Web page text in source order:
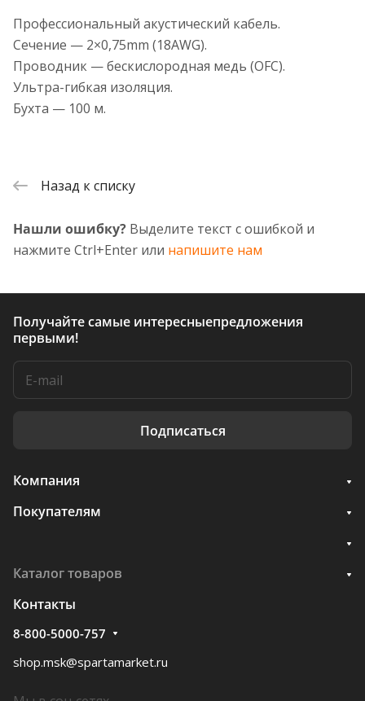
Профессиональный акустический кабель.
Сечение — 2×0,75mm (18AWG).
Проводник — бескислородная медь (OFC).
Ультра-гибкая изоляция.
Бухта — 100 м.
Назад к списку
Нашли ошибку? Выделите текст с ошибкой и
нажмите Ctrl+Enter или напишите нам
Получайте самые интересныепредложения
первыми!
Подписаться
Компания
Покупателям
Каталог товаров
Контакты
8-800-5000-757
shop.msk@spartamarket.ru